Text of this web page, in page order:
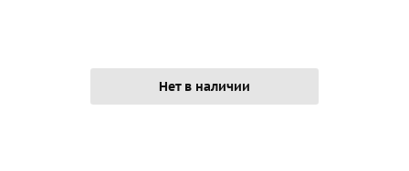
Нет в наличии